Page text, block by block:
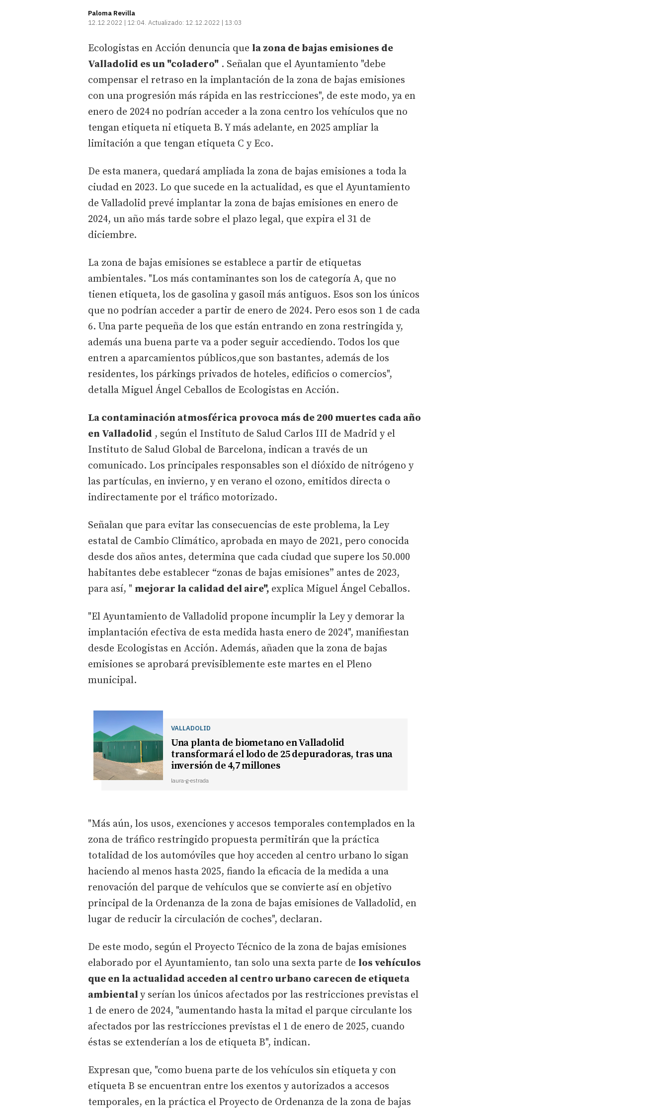
Paloma Revilla
12.12.2022 | 12:04 Actualizado: 12.12.2022 | 13:03
Ecologistas en Acción denuncia que la zona de bajas emisiones de
Valladolid es un "coladero" . Señalan que el Ayuntamiento "debe
compensar el retraso en la implantación de la zona de bajas emisiones
con una progresión más rápida en las restricciones", de este modo, ya en
enero de 2024 no podrían acceder a la zona centro los vehículos que no
tengan etiqueta ni etiqueta B. Y más adelante, en 2025 ampliar la
limitación a que tengan etiqueta C y Eco.
De esta manera, quedará ampliada la zona de bajas emisiones a toda la
ciudad en 2023. Lo que sucede en la actualidad, es que el Ayuntamiento
de Valladolid prevé implantar la zona de bajas emisiones en enero de
2024, un año más tarde sobre el plazo legal, que expira el 31 de
diciembre.
La zona de bajas emisiones se establece a partir de etiquetas
ambientales. "Los más contaminantes son los de categoría A, que no
tienen etiqueta, los de gasolina y gasoil más antiguos. Esos son los únicos
que no podrían acceder a partir de enero de 2024. Pero esos son 1 de cada
6. Una parte pequeña de los que están entrando en zona restringida y,
además una buena parte va a poder seguir accediendo. Todos los que
entren a aparcamientos públicos,que son bastantes, además de los
residentes, los párkings privados de hoteles, edificios o comercios",
detalla Miguel Ángel Ceballos de Ecologistas en Acción.
La contaminación atmosférica provoca más de 200 muertes cada año
en Valladolid , según el Instituto de Salud Carlos III de Madrid y el
Instituto de Salud Global de Barcelona, indican a través de un
comunicado. Los principales responsables son el dióxido de nitrógeno y
las partículas, en invierno, y en verano el ozono, emitidos directa o
indirectamente por el tráfico motorizado.
Señalan que para evitar las consecuencias de este problema, la Ley
estatal de Cambio Climático, aprobada en mayo de 2021, pero conocida
desde dos años antes, determina que cada ciudad que supere los 50.000
habitantes debe establecer “zonas de bajas emisiones” antes de 2023,
para así, " mejorar la calidad del aire", explica Miguel Ángel Ceballos.
"El Ayuntamiento de Valladolid propone incumplir la Ley y demorar la
implantación efectiva de esta medida hasta enero de 2024", manifiestan
desde Ecologistas en Acción. Además, añaden que la zona de bajas
emisiones se aprobará previsiblemente este martes en el Pleno
municipal.
VALLADOLID
Una planta de biometano en Valladolid
transformará el lodo de 25 depuradoras, tras una
inversión de 4,7 millones
laura-g-estrada
"Más aún, los usos, exenciones y accesos temporales contemplados en la
zona de tráfico restringido propuesta permitirán que la práctica
totalidad de los automóviles que hoy acceden al centro urbano lo sigan
haciendo al menos hasta 2025, fiando la eficacia de la medida a una
renovación del parque de vehículos que se convierte así en objetivo
principal de la Ordenanza de la zona de bajas emisiones de Valladolid, en
lugar de reducir la circulación de coches", declaran.
De este modo, según el Proyecto Técnico de la zona de bajas emisiones
elaborado por el Ayuntamiento, tan solo una sexta parte de los vehículos
que en la actualidad acceden al centro urbano carecen de etiqueta
ambiental y serían los únicos afectados por las restricciones previstas el
1 de enero de 2024, "aumentando hasta la mitad el parque circulante los
afectados por las restricciones previstas el 1 de enero de 2025, cuando
éstas se extenderían a los de etiqueta B", indican.
Expresan que, "como buena parte de los vehículos sin etiqueta y con
etiqueta B se encuentran entre los exentos y autorizados a accesos
temporales, en la práctica el Proyecto de Ordenanza de la zona de bajas